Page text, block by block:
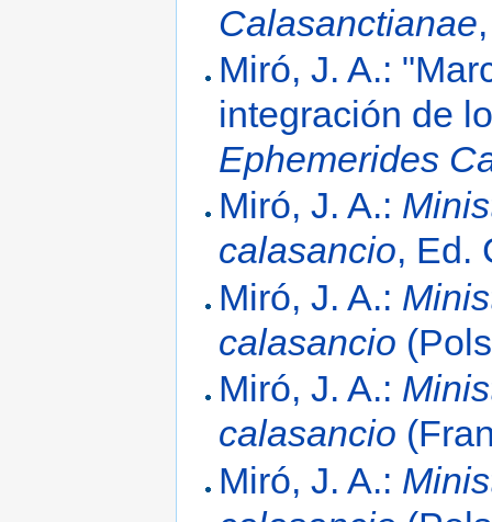
Calasanctianae
Miró, J. A.:
integración de
Ephemerides
Miró, J. A.:
calasancio, Ed.
Miró, J. A.:
calasancio
Miró, J. A.:
calasancio
Miró, J. A.: